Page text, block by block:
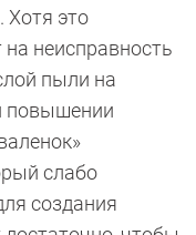
это
на неисправность
пыли на
повышении
слабо
создания